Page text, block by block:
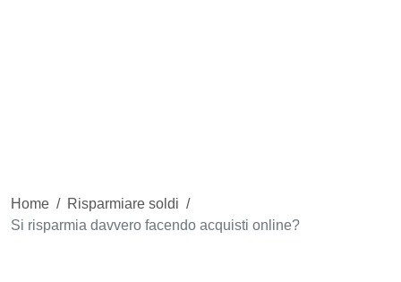
Home / Risparmiare soldi /
Si risparmia davvero facendo acquisti online?